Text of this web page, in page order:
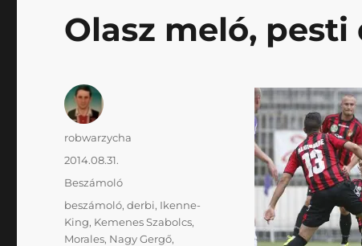
Olasz meló, pesti
Szerző
robwarzycha
Közzétéve
2014.08.31.
Kategória
Beszámoló
Címke
beszámoló,derbi, Ikenne-
King, Kemenes Szabolcs,
Morales, Nagy Gergő,